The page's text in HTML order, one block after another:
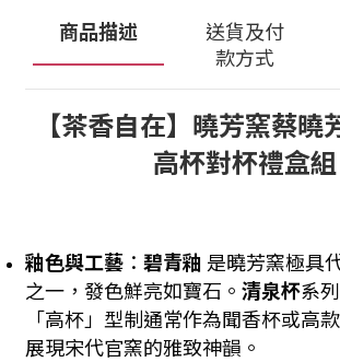
商品描述
送貨及付
款方式
【茶香自在】曉芳窯蔡曉
高杯對杯禮盒組
釉色與工藝 ： 碧青釉 是曉芳窯極具
之一，發色鮮亮如寶石。 清泉杯系
「高杯」型制通常作為聞香杯或高
展現宋代官窯的雅致神韻。